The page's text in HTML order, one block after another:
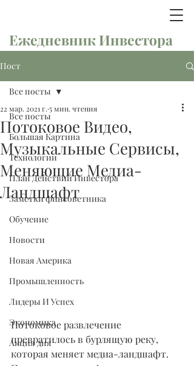
Ежедневник Инвестора
Пост
Все посты
Большая Картина
Технологии
План Действий Инвестора
Заметки финсоветника
Обучение
Новости
Новая Америка
Промышленность
Лидеры И Успех
Экономика
Акция дня
Все посты
Потоковое Видео,
Музыкальные Сервисы,
Меняющие Медиа-
Ландшафт
22 мар. 2021 г. 5 мин. чтения
Потоковое развлечение
превратилось в бурлящую реку,
которая меняет медиа-ландшафт.